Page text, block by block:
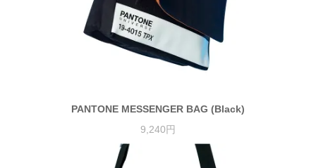
PANTONE MESSENGER BAG (Black)
9,240円